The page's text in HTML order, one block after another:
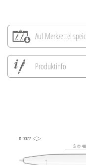
Auf Merkzettel
Produktinfo